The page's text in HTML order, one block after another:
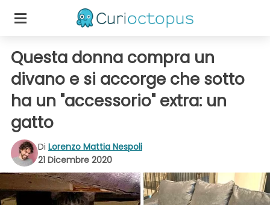
Questa donna compra un
divano e si accorge che sotto
ha un "accessorio" extra: un
gatto
Di Lorenzo Mattia Nespoli
21 Dicembre 2020